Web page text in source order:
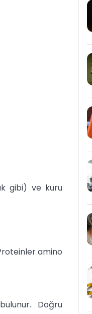
gibi) ve kuru
amino
Doğru